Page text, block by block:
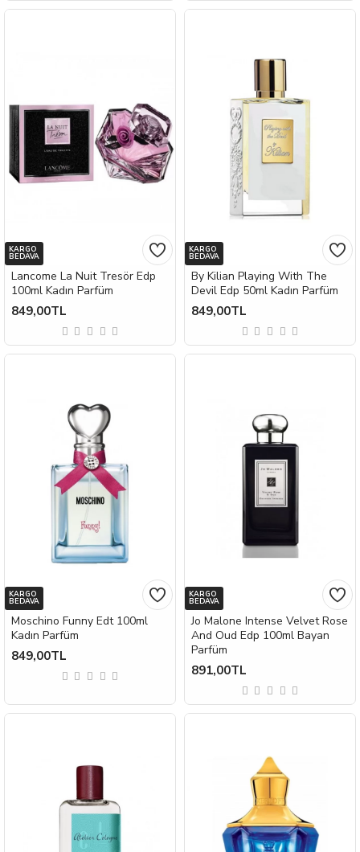
KARGO
BEDAVA
Lancome La Nuit Tresör Edp
100ml Kadın Parfüm
849,00TL
KARGO
BEDAVA
By Kilian Playing With The
Devil Edp 50ml Kadın Parfüm
849,00TL
KARGO
BEDAVA
Moschino Funny Edt 100ml
Kadın Parfüm
849,00TL
KARGO
BEDAVA
Jo Malone Intense Velvet Rose
And Oud Edp 100ml Bayan
Parfüm
891,00TL